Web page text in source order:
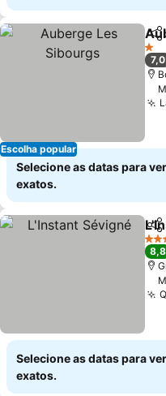
Escolha popular
1
7,0
Selecione as datas para
exatos.
3
8,8
Selecione as datas para
exatos.